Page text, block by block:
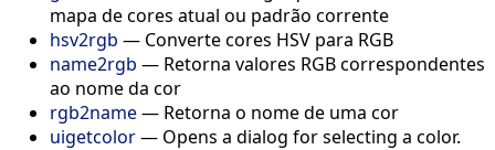
mapa de cores atual ou padrão corrente
hsv2rgb — Converte cores HSV para RGB
name2rgb — Retorna valores RGB correspondentes
ao nome da cor
rgb2name— Retorna o nome de uma cor
uigetcolor— Opens a dialog for selecting a color.